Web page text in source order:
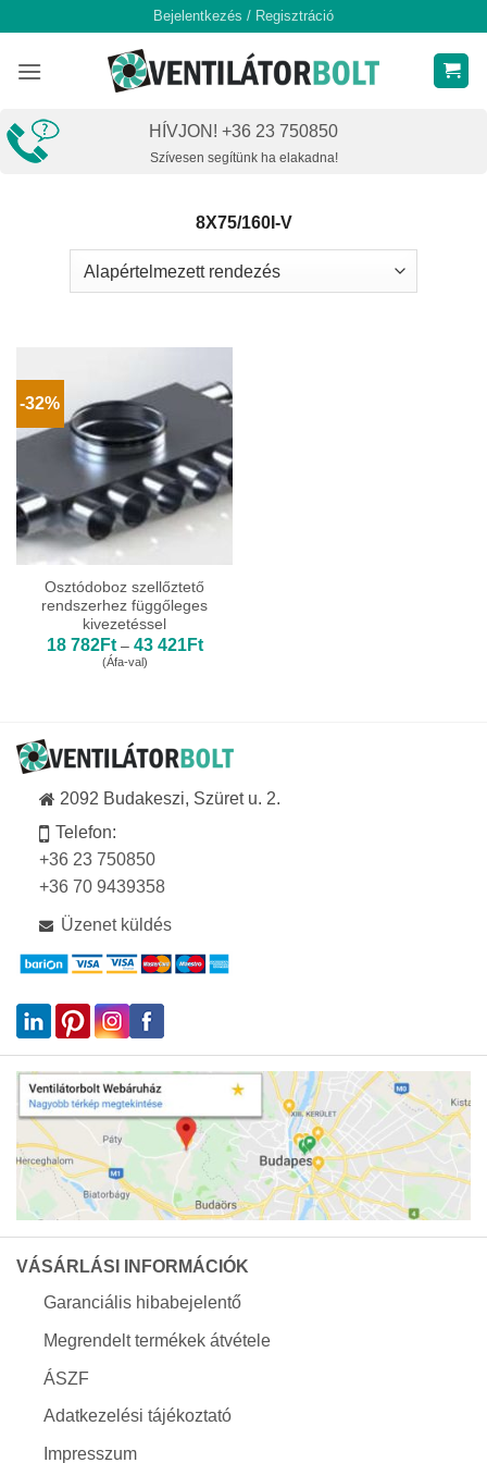
content
Bejelentkezés / Regisztráció
HÍVJON! +36 23 750850
Szívesen segítünk ha elakadna!
8X75/160I-V
-32%
Osztódoboz szellőztető
rendszerhez függőleges
kivezetéssel
18 782Ft – 43 421FtÁrtartomány:
(Áfa-val)
2092 Budakeszi, Szüret u. 2.
Telefon:
+36 23 750850
+36 70 9439358
Üzenet küldés
VÁSÁRLÁSI INFORMÁCIÓK
Garanciális hibabejelentő
Megrendelt termékek átvétele
ÁSZF
Adatkezelési tájékoztató
Impresszum